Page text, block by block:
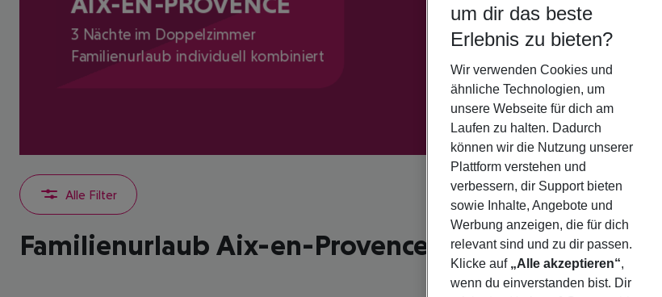
3 Nächte im Doppelzimmer
Familienurlaub individuell kombiniert
Alle Filter
Familienurlaub Aix-en-Provence
um dir das beste
Erlebnis zu bieten?
Wir verwenden Cookies und
ähnliche Technologien, um
unsere Webseite für dich am
Laufen zu halten. Dadurch
können wir die Nutzung unserer
Plattform verstehen und
verbessern, dir Support bieten
sowie Inhalte, Angebote und
Werbung anzeigen, die für dich
relevant sind und zu dir passen.
Klicke auf „Alle akzeptieren“,
wenn du einverstanden bist. Dir